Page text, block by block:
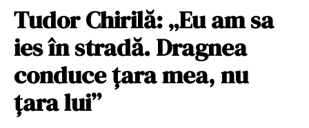
Tudor Chirilă: „Eu am sa
ies în stradă. Dragnea
conduce țara mea, nu
țara lui”